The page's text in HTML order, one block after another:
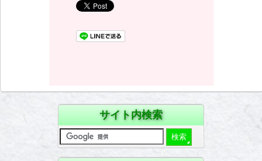
サイト内検索